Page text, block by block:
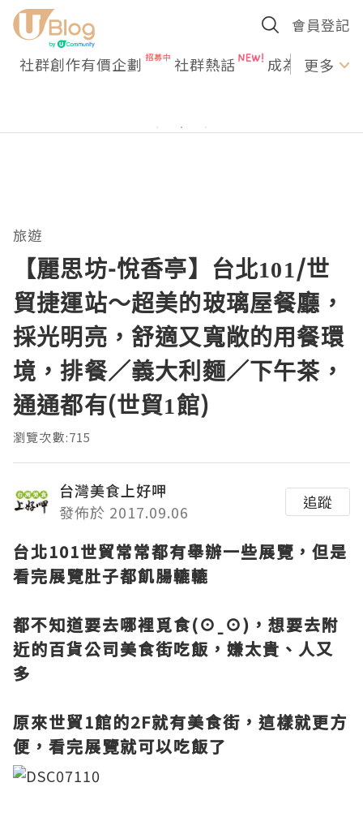
會員登記
社群創作有價企劃 社群熱話 成為U更多
旅遊
【麗思坊-悅香亭】台北101/世
貿捷運站～超美的玻璃屋餐廳，
採光明亮，舒適又寬敞的用餐環
境，排餐／義大利麵／下午茶，
通通都有(世貿1館)
瀏覽次數:715
台灣美食上好呷
發佈於 2017.09.06
追蹤
台北101世貿常常都有舉辦一些展覽，但是
看完展覽肚子都飢腸轆轆
都不知道要去哪裡覓食(⊙ˍ⊙)，想要去附
近的百貨公司美食街吃飯，嫌太貴、人又
多
原來世貿1館的2F就有美食街，這樣就更方
便，看完展覽就可以吃飯了